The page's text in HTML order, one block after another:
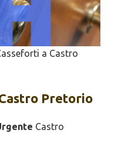
a Castro
Pretorio
Castro